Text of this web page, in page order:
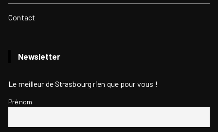
Contact
Newsletter
Le meilleur de Strasbourg rien que pour vous !
Prénom